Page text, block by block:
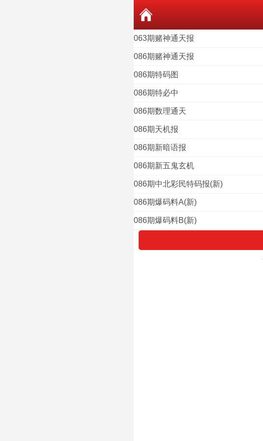
063期赌神通天报
086期赌神通天报
086期特码图
086期特必中
086期数理通天
086期天机报
086期新暗语报
086期新五鬼玄机
086期中北彩民特码报(新)
086期爆码料A(新)
086期爆码料B(新)